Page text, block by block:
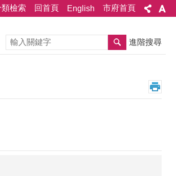
檢索 回首頁 English 市府首頁
搜尋 進階搜尋